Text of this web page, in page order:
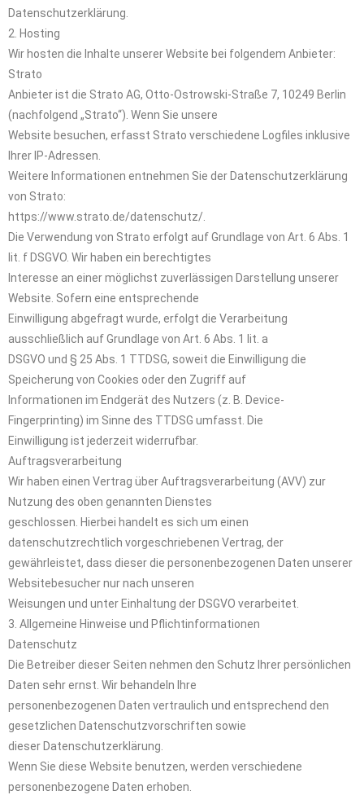
Datenschutzerklärung.
2. Hosting
Wir hosten die Inhalte unserer Website bei folgendem Anbieter:
Strato
Anbieter ist die Strato AG, Otto-Ostrowski-Straße 7, 10249 Berlin
(nachfolgend „Strato“). Wenn Sie unsere
Website besuchen, erfasst Strato verschiedene Logfiles inklusive
Ihrer IP-Adressen.
Weitere Informationen entnehmen Sie der Datenschutzerklärung
von Strato:
https://www.strato.de/datenschutz/.
Die Verwendung von Strato erfolgt auf Grundlage von Art. 6 Abs. 1
lit. f DSGVO. Wir haben ein berechtigtes
Interesse an einer möglichst zuverlässigen Darstellung unserer
Website. Sofern eine entsprechende
Einwilligung abgefragt wurde, erfolgt die Verarbeitung
ausschließlich auf Grundlage von Art. 6 Abs. 1 lit. a
DSGVO und § 25 Abs. 1 TTDSG, soweit die Einwilligung die
Speicherung von Cookies oder den Zugriff auf
Informationen im Endgerät des Nutzers (z. B. Device-
Fingerprinting) im Sinne des TTDSG umfasst. Die
Einwilligung ist jederzeit widerrufbar.
Auftragsverarbeitung
Wir haben einen Vertrag über Auftragsverarbeitung (AVV) zur
Nutzung des oben genannten Dienstes
geschlossen. Hierbei handelt es sich um einen
datenschutzrechtlich vorgeschriebenen Vertrag, der
gewährleistet, dass dieser die personenbezogenen Daten unserer
Websitebesucher nur nach unseren
Weisungen und unter Einhaltung der DSGVO verarbeitet.
3. Allgemeine Hinweise und Pflichtinformationen
Datenschutz
Die Betreiber dieser Seiten nehmen den Schutz Ihrer persönlichen
Daten sehr ernst. Wir behandeln Ihre
personenbezogenen Daten vertraulich und entsprechend den
gesetzlichen Datenschutzvorschriften sowie
dieser Datenschutzerklärung.
Wenn Sie diese Website benutzen, werden verschiedene
personenbezogene Daten erhoben.